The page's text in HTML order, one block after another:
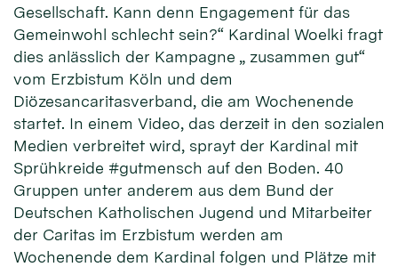
Gesellschaft. Kann denn Engagement für das
Gemeinwohl schlecht sein?“ Kardinal Woelki fragt
dies anlässlich der Kampagne „ zusammen gut“
vom Erzbistum Köln und dem
Diözesancaritasverband, die am Wochenende
startet. In einem Video, das derzeit in den sozialen
Medien verbreitet wird, sprayt der Kardinal mit
Sprühkreide #gutmensch auf den Boden. 40
Gruppen unter anderem aus dem Bund der
Deutschen Katholischen Jugend und Mitarbeiter
der Caritas im Erzbistum werden am
Wochenende dem Kardinal folgen und Plätze mit